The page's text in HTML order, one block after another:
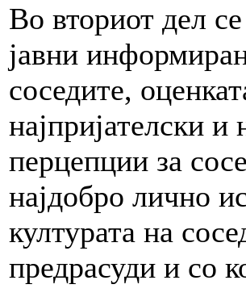
Во вториот дел
јавни
соседите,
најпријателски и
перцепции за
најдобро лично
културата на
предрасуди и со